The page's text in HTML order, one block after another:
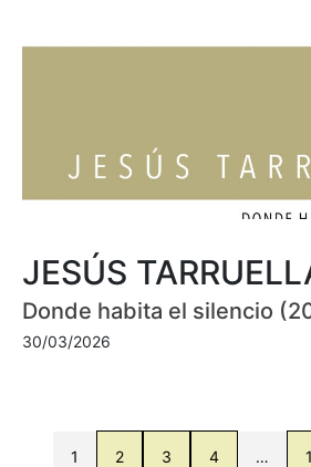
JESÚS
Donde habita el silencio
30/03/2026
1 2 3 4 …